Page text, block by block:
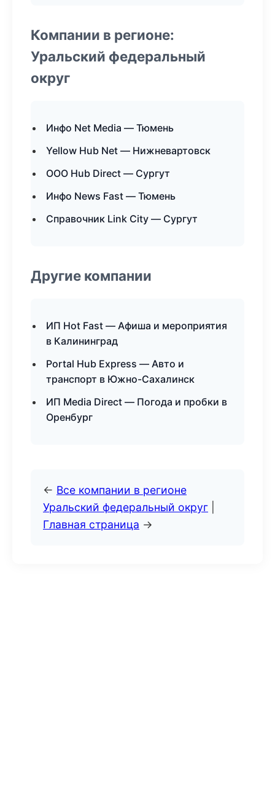
Компании в регионе:
Уральский федеральный
округ
Инфо Net Media — Тюмень
Yellow Hub Net — Нижневартовск
ООО Hub Direct — Сургут
Инфо News Fast — Тюмень
Справочник Link City — Сургут
Другие компании
ИП Hot Fast — Афиша и мероприятия
в Калининград
Portal Hub Express — Авто и
транспорт в Южно-Сахалинск
ИП Media Direct — Погода и пробки в
Оренбург
← Все компании в регионе
Уральский федеральный округ
Главная страница →